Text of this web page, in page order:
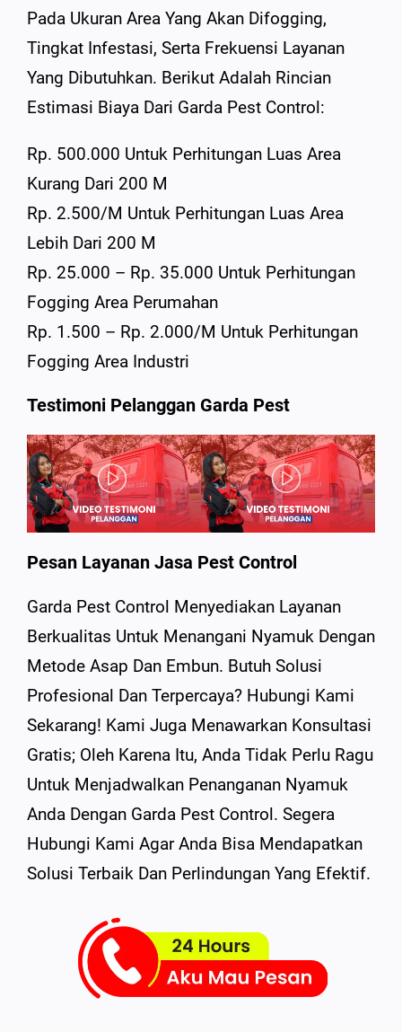
Pada Ukuran Area Yang Akan Difogging,
Tingkat Infestasi, Serta Frekuensi Layanan
Yang Dibutuhkan. Berikut Adalah Rincian
Estimasi Biaya Dari Garda Pest Control:
Rp. 500.000 Untuk Perhitungan Luas Area
Kurang Dari 200 M
Rp. 2.500/m Untuk Perhitungan Luas Area
Lebih Dari 200 M
Rp. 25.000 – Rp. 35.000 Untuk Perhitungan
Fogging Area Perumahan
Rp. 1.500 – Rp. 2.000/m Untuk Perhitungan
Fogging Area Industri
Testimoni Pelanggan Garda Pest
Pesan Layanan Jasa Pest Control
Garda Pest Control Menyediakan Layanan
Berkualitas Untuk Menangani Nyamuk Dengan
Metode Asap Dan Embun. Butuh Solusi
Profesional Dan Terpercaya? Hubungi Kami
Sekarang! Kami Juga Menawarkan Konsultasi
Gratis; Oleh Karena Itu, Anda Tidak Perlu Ragu
Untuk Menjadwalkan Penanganan Nyamuk
Anda Dengan Garda Pest Control. Segera
Hubungi Kami Agar Anda Bisa Mendapatkan
Solusi Terbaik Dan Perlindungan Yang Efektif.